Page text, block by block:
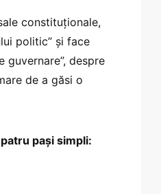
constituționale,
politic” și face
despre
de a găsi o
pași simpli: